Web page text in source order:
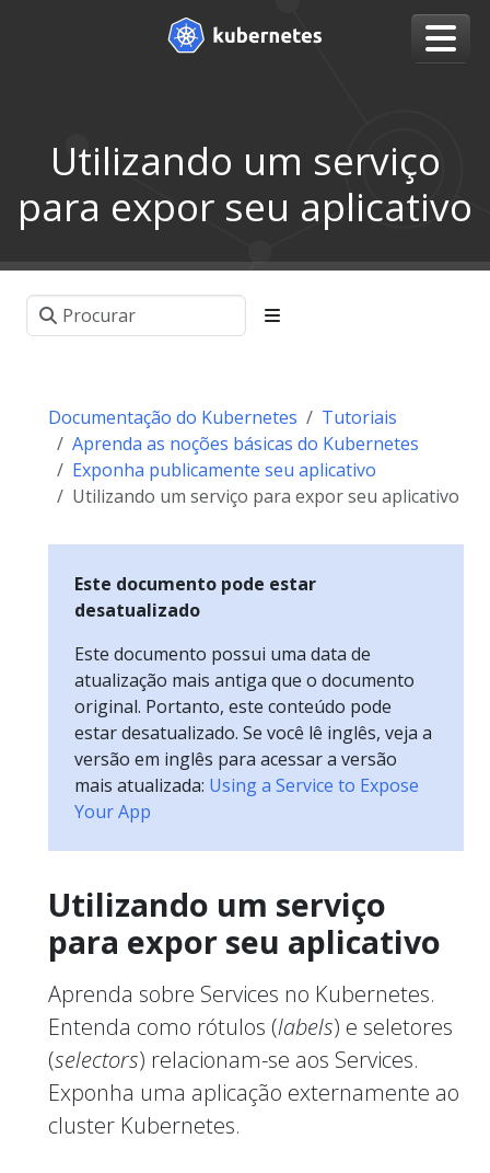
Utilizando um serviço
para expor seu aplicativo
Documentação do Kubernetes
Tutoriais
Aprenda as noções básicas do Kubernetes
Exponha publicamente seu aplicativo
Utilizando um serviço para expor seu aplicativo
Este documento pode estar
desatualizado
Este documento possui uma data de
atualização mais antiga que o documento
original. Portanto, este conteúdo pode
estar desatualizado. Se você lê inglês, veja a
versão em inglês para acessar a versão
mais atualizada: Using a Service to Expose
Your App
Utilizando um serviço
para expor seu aplicativo
Aprenda sobre Services no Kubernetes.
Entenda como rótulos (labels) e seletores
(selectors) relacionam-se aos Services.
Exponha uma aplicação externamente ao
cluster Kubernetes.